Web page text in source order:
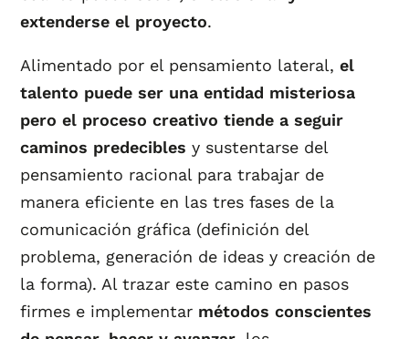
extenderse el proyecto.
Alimentado por el pensamiento lateral,el
talento puede ser una entidad misteriosa
pero el proceso creativo tiende a seguir
caminos predecibles y sustentarse del
pensamiento racional para trabajar de
manera eficiente en las tres fases de la
comunicación gráfica (definición del
problema, generación de ideas y creación de
la forma). Al trazar este camino en pasos
firmes e implementar métodos conscientes